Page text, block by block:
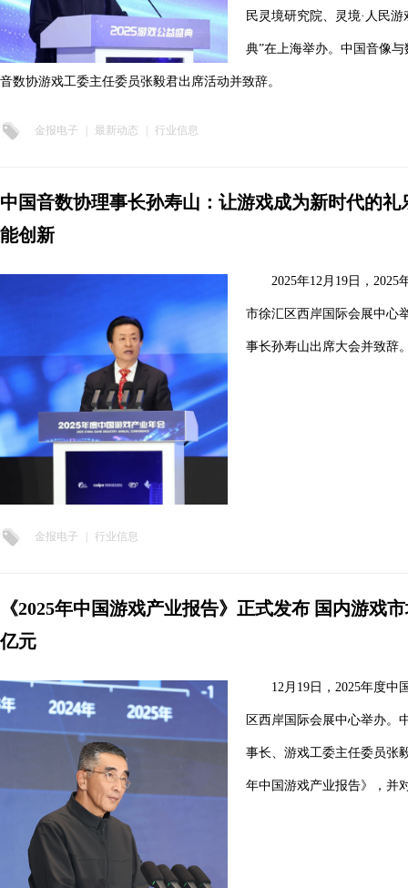
民灵境研究院、灵境·人民
典”在上海举办。中国音像
音数协游戏工委主任委员张毅君出席活动并致辞。
金报电子 最新动态 行业信息
中国音数协理事长孙寿山：让游戏成为新时代的
能创新
2025年12月19日，
市徐汇区西岸国际会展中心
事长孙寿山出席大会并致辞
金报电子 行业信息
《2025年中国游戏产业报告》正式发布 国内游戏
亿元
12月19日，2025年度中
区西岸国际会展中心举办。
事长、游戏工委主任委员张
年中国游戏产业报告》，并